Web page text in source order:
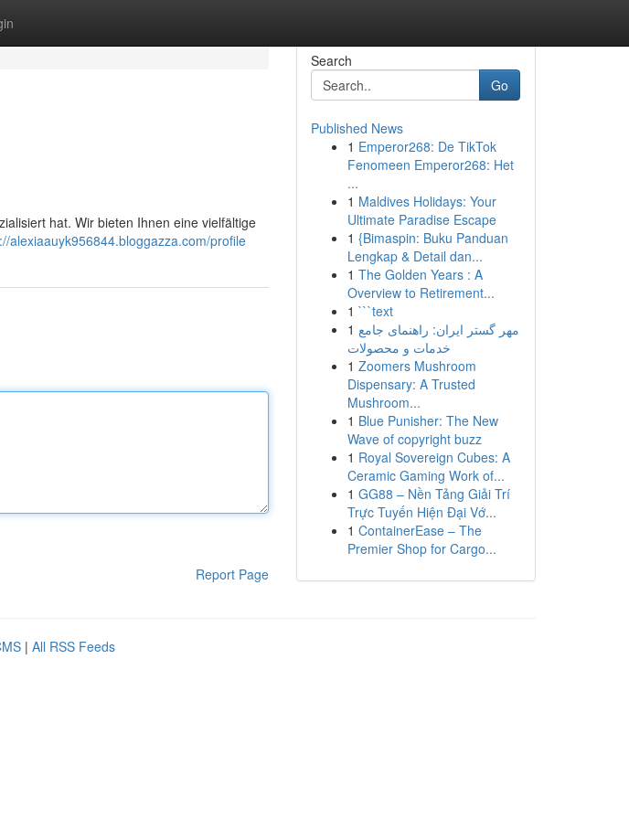
hat. Wir bieten Ihnen eine vielfältige
alexiaauyk956844.bloggazza.com/profile
Report Page
Search
Go
Published News
1 Emperor268: De TikTok
Fenomeen Emperor268: Het
...
1 Maldives Holidays: Your
Ultimate Paradise Escape
1 {Bimaspin: Buku Panduan
Lengkap & Detail dan...
1 The Golden Years : A
Overview to Retirement...
1 ```text
1 مهر گستر ایران: راهنمای جامع
خدمات و محصولات
1 Zoomers Mushroom
Dispensary: A Trusted
Mushroom...
1 Blue Punisher: The New
Wave of copyright buzz
1 Royal Sovereign Cubes: A
Ceramic Gaming Work of...
1 GG88 – Nền Tảng Giải Trí
Trực Tuyến Hiện Đại Vớ...
1 ContainerEase – The
Premier Shop for Cargo...
| All RSS Feeds